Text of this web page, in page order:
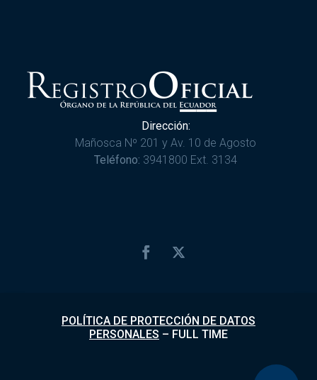
Dirección:
Mañosca Nº 201 y Av. 10 de Agosto
Teléfono: 3941800 Ext. 3134
POLÍTICA DE PROTECCIÓN DE DATOS
PERSONALES – FULL TIME